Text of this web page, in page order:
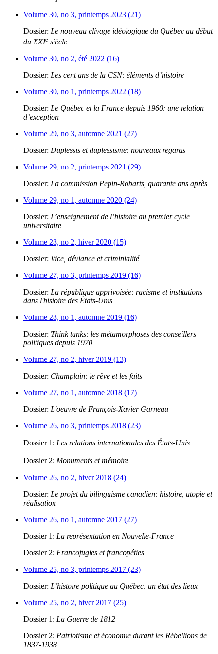
Volume 30, no 3, printemps 2023 (21)
Dossier: Le nouveau clivage idéologique du Québec au début
du XXIe siècle
Volume 30, no 2, été 2022 (16)
Dossier: Les cent ans de la CSN: éléments d’histoire
Volume 30, no 1, printemps 2022 (18)
Dossier: Le Québec et la France depuis 1960: une relation
d’exception
Volume 29, no 3, automne 2021 (27)
Dossier: Duplessis et duplessisme: nouveaux regards
Volume 29, no 2, printemps 2021 (29)
Dossier: La commission Pepin-Robarts, quarante ans après
Volume 29, no 1, automne 2020 (24)
Dossier: L’enseignement de l’histoire au premier cycle
universitaire
Volume 28, no 2, hiver 2020 (15)
Dossier: Vice, déviance et criminialité
Volume 27, no 3, printemps 2019 (16)
Dossier: La république apprivoisée: racisme et institutions
dans l'histoire des États-Unis
Volume 28, no 1, automne 2019 (16)
Dossier: Think tanks: les métamorphoses des conseillers
politiques depuis 1970
Volume 27, no 2, hiver 2019 (13)
Dossier: Champlain: le rêve et les faits
Volume 27, no 1, automne 2018 (17)
Dossier: L'oeuvre de François-Xavier Garneau
Volume 26, no 3, printemps 2018 (23)
Dossier 1: Les relations internationales des États-Unis
Dossier 2: Monuments et mémoire
Volume 26, no 2, hiver 2018 (24)
Dossier: Le projet du bilinguisme canadien: histoire, utopie et
réalisation
Volume 26, no 1, automne 2017 (27)
Dossier 1: La représentation en Nouvelle-France
Dossier 2: Francofugies et francopéties
Volume 25, no 3, printemps 2017 (23)
Dossier: L’histoire politique au Québec: un état des lieux
Volume 25, no 2, hiver 2017 (25)
Dossier 1: La Guerre de 1812
Dossier 2: Patriotisme et économie durant les Rébellions de
1837-1938